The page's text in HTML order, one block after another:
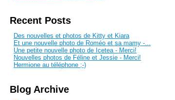
Recent Posts
Des nouvelles et photos de Kitty et Kiara
Et une nouvelle photo de Roméo et sa mamy -...
Une petite nouvelle photo de Icetea - Merci!
Nouvelles photos de Féline et Jessie - Merci!
Hermione au téléphone ;-)
Blog Archive